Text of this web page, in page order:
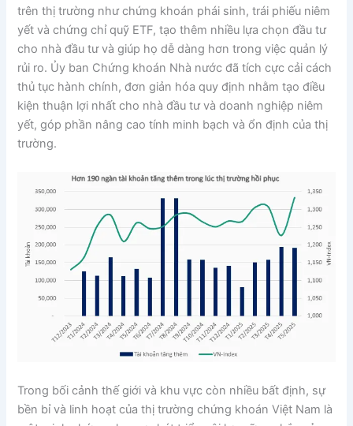
trên thị trường như chứng khoán phái sinh, trái phiếu niêm
yết và chứng chỉ quỹ ETF, tạo thêm nhiều lựa chọn đầu tư
cho nhà đầu tư và giúp họ dễ dàng hơn trong việc quản lý
rủi ro. Ủy ban Chứng khoán Nhà nước đã tích cực cải cách
thủ tục hành chính, đơn giản hóa quy định nhằm tạo điều
kiện thuận lợi nhất cho nhà đầu tư và doanh nghiệp niêm
yết, góp phần nâng cao tính minh bạch và ổn định của thị
trường.
Trong bối cảnh thế giới và khu vực còn nhiều bất định, sự
bền bỉ và linh hoạt của thị trường chứng khoán Việt Nam là